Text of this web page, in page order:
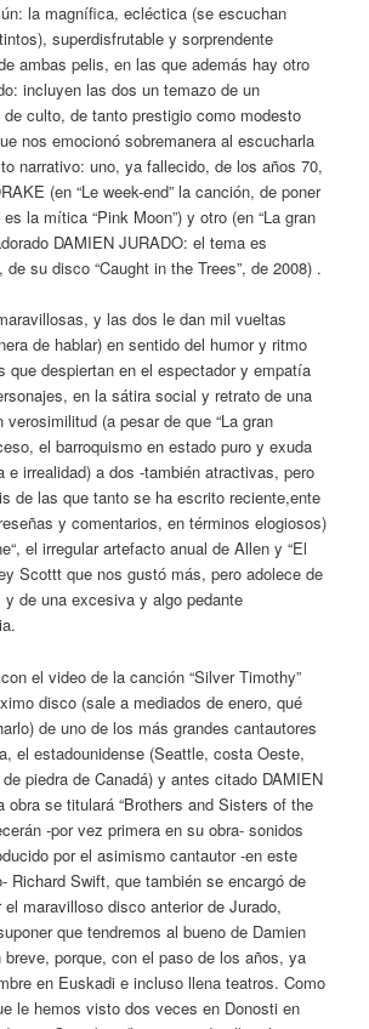
la magnífica, ecléctica (se escuchan
superdisfrutable y sorprendente
ambas pelis, en las que además hay otro
incluyen las dos un temazo de un
culto, de tanto prestigio como modesto
nos emocionó sobremanera al escucharla
narrativo: uno, ya fallecido, de los años 70,
(en “Le week-end” la canción, de poner
la mítica “Pink Moon”) y otro (en “La gran
DAMIEN JURADO: el tema es
de su disco “Caught in the Trees”, de 2008) .
y las dos le dan mil vueltas
de hablar) en sentido del humor y ritmo
que despiertan en el espectador y empatía
en la sátira social y retrato de una
(a pesar de que “La gran
el barroquismo en estado puro y exuda
e irrealidad) a dos -también atractivas, pero
de las que tanto se ha escrito reciente,ente
y comentarios, en términos elogiosos)
el irregular artefacto anual de Allen y “El
Scottt que nos gustó más, pero adolece de
de una excesiva y algo pedante
el video de la canción “Silver Timothy”
disco (sale a mediados de enero, qué
de uno de los más grandes cantautores
el estadounidense (Seattle, costa Oeste,
piedra de Canadá) y antes citado DAMIEN
obra se titulará “Brothers and Sisters of the
-por vez primera en su obra- sonidos
por el asimismo cantautor -en este
Richard Swift, que también se encargó de
maravilloso disco anterior de Jurado,
que tendremos al bueno de Damien
breve, porque, con el paso de los años, ya
en Euskadi e incluso llena teatros. Como
le hemos visto dos veces en Donosti en